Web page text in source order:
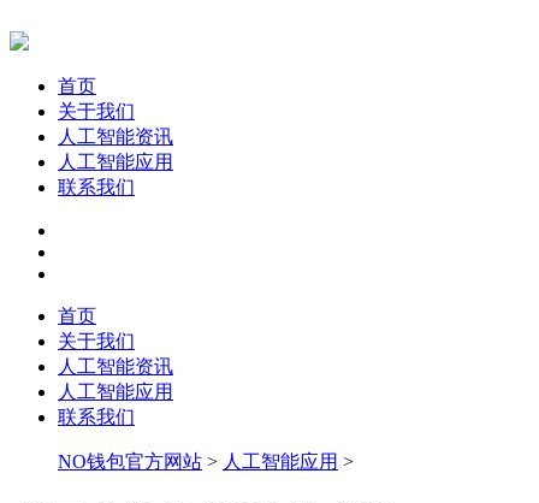
首页
关于我们
人工智能资讯
人工智能应用
联系我们
首页
关于我们
人工智能资讯
人工智能应用
联系我们
NO钱包官方网站 > 人工智能应用 >